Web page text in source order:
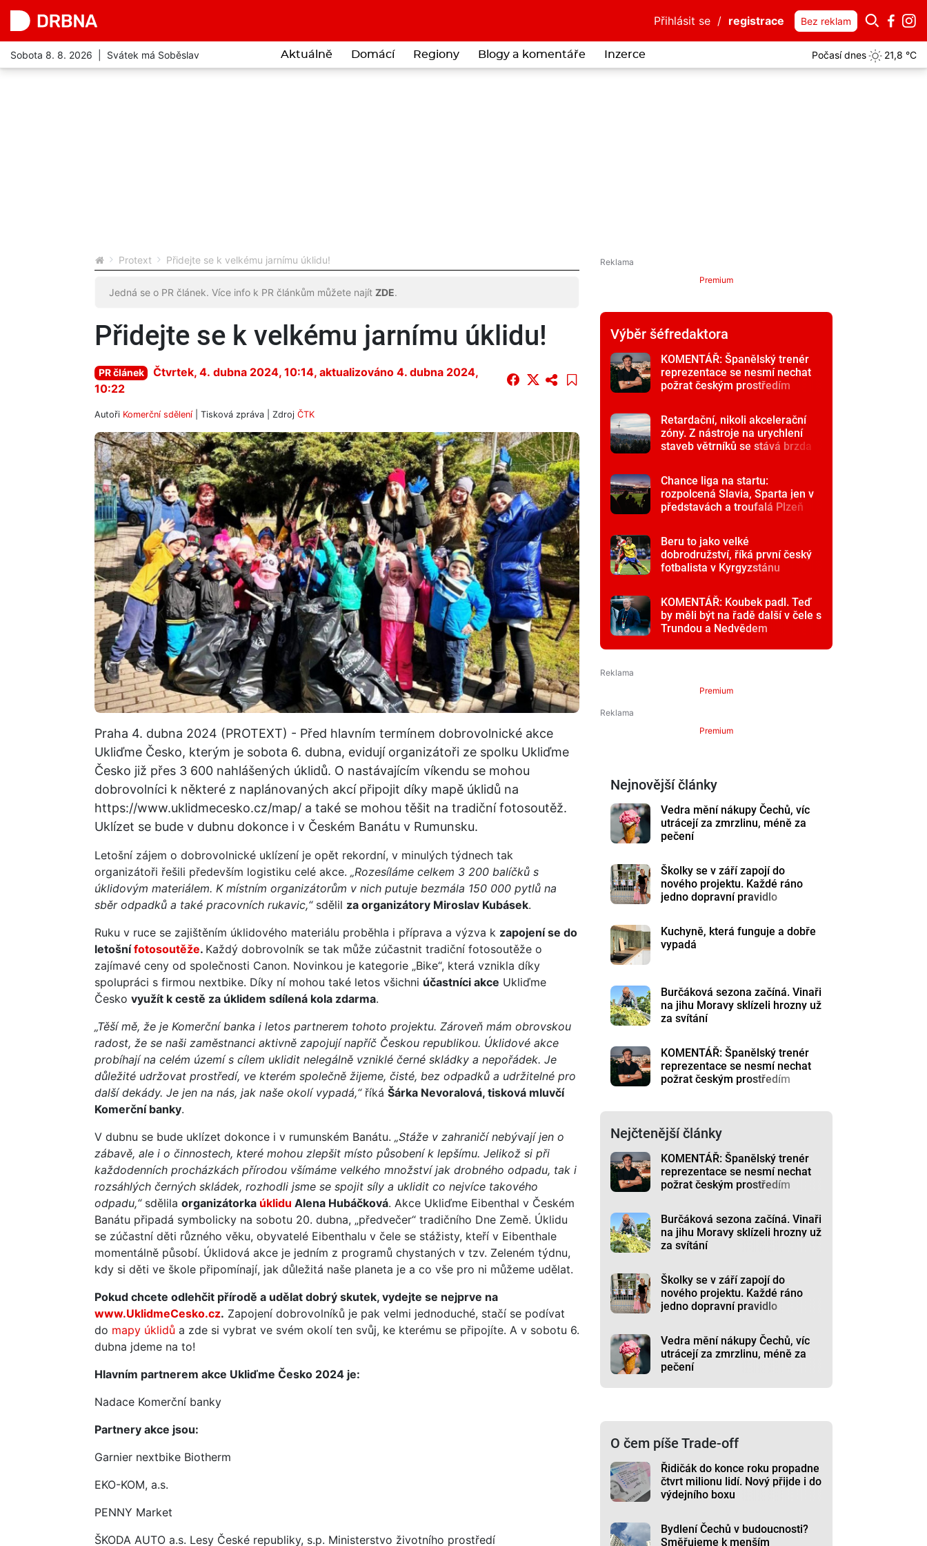
Přihlásit se / registrace Bez reklam
Sobota 8. 8. 2026 | Svátek má Soběslav Aktuálně Domácí Regiony Blogy a komentáře Inzerce Počasí dnes 21,8 °C
Protext Přidejte se k velkému jarnímu úklidu!
Jedná se o PR článek. Více info k PR článkům můžete najít ZDE.
Přidejte se k velkému jarnímu úklidu!
PR článek Čtvrtek, 4. dubna 2024, 10:14, aktualizováno 4. dubna 2024,
10:22
Autoři Komerční sdělení| Tisková zpráva | Zdroj ČTK
Praha 4. dubna 2024 (PROTEXT) - Před hlavním termínem dobrovolnické akce
Ukliďme Česko, kterým je sobota 6. dubna, evidují organizátoři ze spolku Ukliďme
Česko již přes 3 600 nahlášených úklidů. O nastávajícím víkendu se mohou
dobrovolníci k některé z naplánovaných akcí připojit díky mapě úklidů na
https://www.uklidmecesko.cz/map/ a také se mohou těšit na tradiční fotosoutěž.
Uklízet se bude v dubnu dokonce i v Českém Banátu v Rumunsku.
Letošní zájem o dobrovolnické uklízení je opět rekordní, v minulých týdnech tak
organizátoři řešili především logistiku celé akce. „Rozesíláme celkem 3 200 balíčků s
úklidovým materiálem. K místním organizátorům v nich putuje bezmála 150 000 pytlů na
sběr odpadků a také pracovních rukavic,“sdělil za organizátory Miroslav Kubásek.
Ruku v ruce se zajištěním úklidového materiálu proběhla i příprava a výzva k zapojení se do
letošnífotosoutěže. Každý dobrovolník se tak může zúčastnit tradiční fotosoutěže o
zajímavé ceny od společnosti Canon. Novinkou je kategorie „Bike“, která vznikla díky
spolupráci s firmou nextbike. Díky ní mohou také letos všichni účastníci akce Ukliďme
Česko využít k cestě za úklidem sdílená kola zdarma.
„Těší mě, že je Komerční banka i letos partnerem tohoto projektu. Zároveň mám obrovskou
radost, že se naši zaměstnanci aktivně zapojují napříč Českou republikou. Úklidové akce
probíhají na celém území s cílem uklidit nelegálně vzniklé černé skládky a nepořádek. Je
důležité udržovat prostředí, ve kterém společně žijeme, čisté, bez odpadků a udržitelné pro
další dekády. Je jen na nás, jak naše okolí vypadá,“říká Šárka Nevoralová, tisková mluvčí
Komerční banky.
V dubnu se bude uklízet dokonce i v rumunském Banátu. „Stáže v zahraničí nebývají jen o
zábavě, ale i o činnostech, které mohou zlepšit místo působení k lepšímu. Jelikož si při
každodenních procházkách přírodou všímáme velkého množství jak drobného odpadu, tak i
rozsáhlých černých skládek, rozhodli jsme se spojit síly a uklidit co nejvíce takového
odpadu,“sdělila organizátorka úklidu Alena Hubáčková. Akce Ukliďme Eibenthal v Českém
Banátu připadá symbolicky na sobotu 20. dubna, „předvečer“ tradičního Dne Země. Úklidu
se zúčastní děti různého věku, obyvatelé Eibenthalu v čele se stážisty, kteří v Eibenthale
momentálně působí. Úklidová akce je jedním z programů chystaných v tzv. Zeleném týdnu,
kdy si děti ve škole připomínají, jak důležitá naše planeta je a co vše pro ni můžeme udělat.
Pokud chcete odlehčit přírodě a udělat dobrý skutek, vydejte se nejprve na
www.UklidmeCesko.cz. Zapojení dobrovolníků je pak velmi jednoduché, stačí se podívat
do mapy úklidů a zde si vybrat ve svém okolí ten svůj, ke kterému se připojíte. A v sobotu 6.
dubna jdeme na to!
Hlavním partnerem akce Ukliďme Česko 2024 je:
Nadace Komerční banky
Partnery akce jsou:
Garnier nextbike Biotherm
EKO-KOM, a.s.
PENNY Market
ŠKODA AUTO a.s. Lesy České republiky, s.p. Ministerstvo životního prostředí
Premium
Výběr šéfredaktora
KOMENTÁŘ: Španělský trenér
reprezentace se nesmí nechat
požrat českým prostředím
Retardační, nikoli akcelerační
zóny. Z nástroje na urychlení
staveb větrníků se stává brzda
Chance liga na startu:
rozpolcená Slavia, Sparta jen v
představách a troufalá Plzeň
Beru to jako velké
dobrodružství, říká první český
fotbalista v Kyrgyzstánu
KOMENTÁŘ: Koubek padl. Teď
by měli být na řadě další v čele s
Trundou a Nedvědem
Premium
Premium
Nejnovější články
Vedra mění nákupy Čechů, víc
utrácejí za zmrzlinu, méně za
pečení
Školky se v září zapojí do
nového projektu. Každé ráno
jedno dopravní pravidlo
Kuchyně, která funguje a dobře
vypadá
Burčáková sezona začíná. Vinaři
na jihu Moravy sklízeli hrozny už
za svítání
KOMENTÁŘ: Španělský trenér
reprezentace se nesmí nechat
požrat českým prostředím
Nejčtenější články
KOMENTÁŘ: Španělský trenér
reprezentace se nesmí nechat
požrat českým prostředím
Burčáková sezona začíná. Vinaři
na jihu Moravy sklízeli hrozny už
za svítání
Školky se v září zapojí do
nového projektu. Každé ráno
jedno dopravní pravidlo
Vedra mění nákupy Čechů, víc
utrácejí za zmrzlinu, méně za
pečení
O čem píše Trade-off
Řidičák do konce roku propadne
čtvrt milionu lidí. Nový přijde i do
výdejního boxu
Bydlení Čechů v budoucnosti?
Směřujeme k menším